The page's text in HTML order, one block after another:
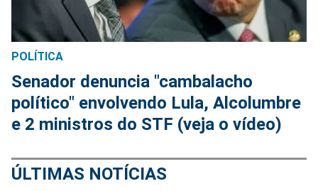
POLÍTICA
Senador denuncia "cambalacho
político" envolvendo Lula, Alcolumbre
e 2 ministros do STF (veja o vídeo)
ÚLTIMAS NOTÍCIAS